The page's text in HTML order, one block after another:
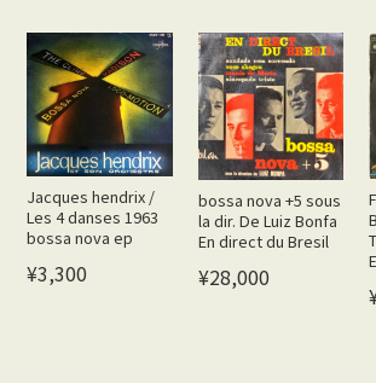
Jacques hendrix /
Les 4 danses 1963
bossa nova ep
¥3,300
bossa nova +5 sous
la dir. De Luiz Bonfa
En direct du Bresil
¥28,000